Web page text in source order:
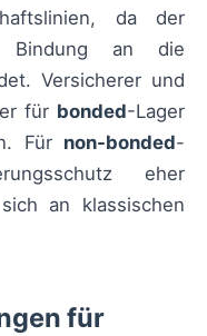
da der
Bindung an die
Versicherer und
für bonded-Lager
Für non-bonded-
eher
an klassischen
für